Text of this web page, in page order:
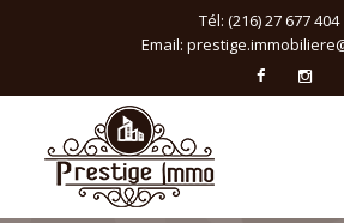
Tél: (216) 27 677 404
Email: